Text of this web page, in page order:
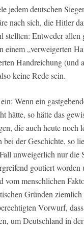
jedem deutschen
nach sich, die Hitler
stellten: Entweder
einem „verweigerten
Handreichung (und
keine Rede sein.
Wenn ein
hätte, so hätte das
die auch heute
bei der Geschichte, so
unweigerlich nur die
goutiert
menschlichen
Gründen
Vorwurf,
um Deutschland in